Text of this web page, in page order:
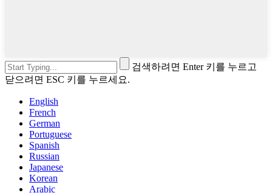
검색하려면 Enter 키를 누르고
닫으려면 ESC 키를 누르세요.
English
French
German
Portuguese
Spanish
Russian
Japanese
Korean
Arabic